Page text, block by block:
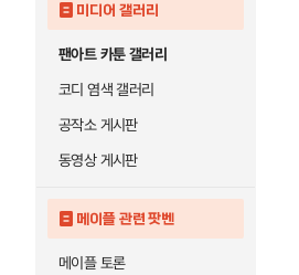
미디어 갤러리
팬아트 카툰 갤러리
코디 염색 갤러리
공작소 게시판
동영상 게시판
메이플 관련 팟벤
메이플 토론